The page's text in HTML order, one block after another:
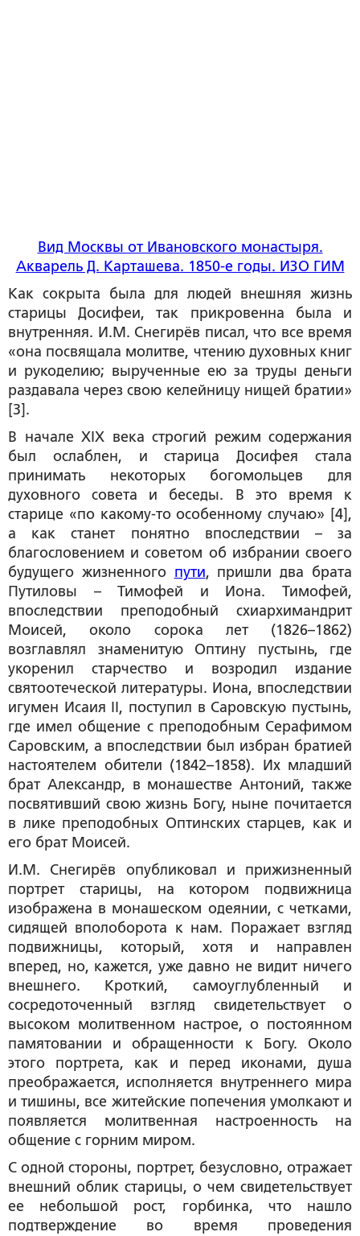
Вид Москвы от Ивановского монастыря.
Акварель Д. Карташева. 1850-е годы. ИЗО ГИМ
Как сокрыта была для людей внешняя жизнь
старицы Досифеи, так прикровенна была и
внутренняя. И.М. Снегирёв писал, что все время
«она посвящала молитве, чтению духовных книг
и рукоделию; вырученные ею за труды деньги
раздавала через свою келейницу нищей братии»
[3].
В начале XIX века строгий режим содержания
был ослаблен, и старица Досифея стала
принимать некоторых богомольцев для
духовного совета и беседы. В это время к
старице «по какому-то особенному случаю» [4],
а как станет понятно впоследствии – за
благословением и советом об избрании своего
будущего жизненного пути, пришли два брата
Путиловы – Тимофей и Иона. Тимофей,
впоследствии преподобный схиархимандрит
Моисей, около сорока лет (1826–1862)
возглавлял знаменитую Оптину пустынь, где
укоренил старчество и возродил издание
святоотеческой литературы. Иона, впоследствии
игумен Исаия II, поступил в Саровскую пустынь,
где имел общение с преподобным Серафимом
Саровским, а впоследствии был избран братией
настоятелем обители (1842–1858). Их младший
брат Александр, в монашестве Антоний, также
посвятивший свою жизнь Богу, ныне почитается
в лике преподобных Оптинских старцев, как и
его брат Моисей.
И.М. Снегирёв опубликовал и прижизненный
портрет старицы, на котором подвижница
изображена в монашеском одеянии, с четками,
сидящей вполоборота к нам. Поражает взгляд
подвижницы, который, хотя и направлен
вперед, но, кажется, уже давно не видит ничего
внешнего. Кроткий, самоуглубленный и
сосредоточенный взгляд свидетельствует о
высоком молитвенном настрое, о постоянном
памятовании и обращенности к Богу. Около
этого портрета, как и перед иконами, душа
преображается, исполняется внутреннего мира
и тишины, все житейские попечения умолкают и
появляется молитвенная настроенность на
общение с горним миром.
С одной стороны, портрет, безусловно, отражает
внешний облик старицы, о чем свидетельствует
ее небольшой рост, горбинка, что нашло
подтверждение во время проведения